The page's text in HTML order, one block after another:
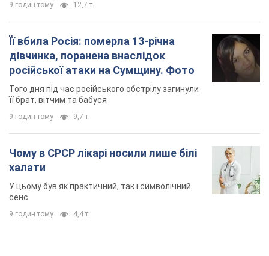
9 годин тому 12,7 т.
Її вбила Росія: померла 13-річна
дівчинка, поранена внаслідок
російської атаки на Сумщину. Фото
Того дня під час російського обстрілу загинули
її брат, вітчим та бабуся
9 годин тому 9,7 т.
Чому в СРСР лікарі носили лише білі
халати
У цьому був як практичний, так і символічний
сенс
9 годин тому 4,4 т.